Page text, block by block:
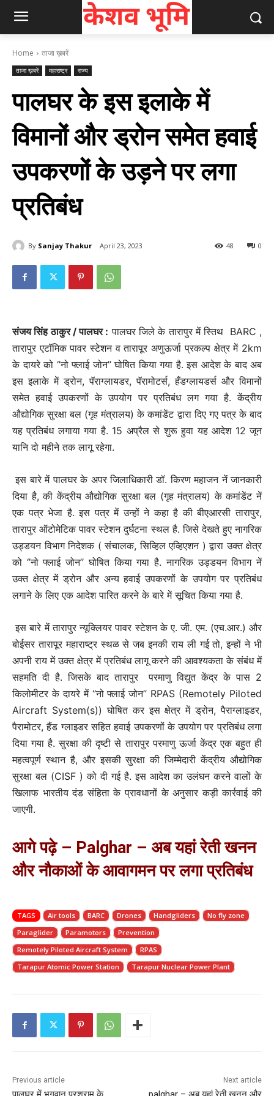
Home ताजा ख़बरें
ताजा ख़बरें महाराष्ट्र राज्य
पालघर के इस इलाके में
विमानों और ड्रोन समेत हवाई
उपकरणों के उड़ने पर लगा
प्रतिबंध
By Sanjay Thakur April 23, 2023 0
48
संजय सिंह ठाकुर / पालघर : पालघर जिले के तारापुर में स्तिथ BARC ,
तारापुर एटॉमिक पावर स्टेशन व तारापूर अणुऊर्जा प्रकल्प क्षेत्र में 2km
के दायरे को ‘’नो फ्लाई जोन’’ घोषित किया गया है. इस आदेश के बाद अब
इस इलाके में ड्रोन, पॅराग्लायडर, पॅरामोटर्स, हँडग्लायडर्स और विमानों
समेत हवाई उपकरणों के उपयोग पर प्रतिबंध लग गया है. केंद्रीय
औद्योगिक सुरक्षा बल (गृह मंत्रालय) के कमांडेंट द्वारा दिए गए पत्र के बाद
यह प्रतिबंध लगाया गया है. 15 अप्रैल से शुरू हुवा यह आदेश 12 जून
यानि दो महीने तक लागू रहेगा.
इस बारे में पालघर के अपर जिलाधिकारी डॉ. किरण महाजन नें जानकारी
दिया है, की केंद्रीय औद्योगिक सुरक्षा बल (गृह मंत्रालय) के कमांडेंट नें
एक पत्र भेजा है. इस पत्र में उन्हों ने कहा है की बीएआरसी तारापुर,
तारापुर ऑटोमेटिक पावर स्टेशन दुर्घटना स्थल है. जिसे देखते हुए नागरिक
उड्डयन विभाग निदेशक ( संचालक, सिव्हिल एव्हिएशन ) द्वारा उक्त क्षेत्र
को ‘’नो फ्लाई जोन’’ घोषित किया गया है. नागरिक उड्डयन विभाग नें
उक्त क्षेत्र में ड्रोन और अन्य हवाई उपकरणों के उपयोग पर प्रतिबंध
लगाने के लिए एक आदेश पारित करने के बारे में सूचित किया गया है.
इस बारे में तारापुर न्यूक्लियर पावर स्टेशन के ए. जी. एम. (एच.आर.) और
बोईसर तारापूर महाराष्ट्र स्थळ से जब इनकी राय ली गई तो, इन्हों ने भी
अपनी राय में उक्त क्षेत्र में प्रतिबंध लागू करने की आवश्यकता के संबंध में
सहमति दी है. जिसके बाद तारापुर परमाणु विद्युत केंद्र के पास 2
किलोमीटर के दायरे में ‘’नो फ्लाई जोन’’ RPAS (Remotely Piloted
Aircraft System(s)) घोषित कर इस क्षेत्र में ड्रोन, पैराग्लाइडर,
पैरामोटर, हैंड ग्लाइडर सहित हवाई उपकरणों के उपयोग पर प्रतिबंध लगा
दिया गया है. सुरक्षा की दृष्टी से तारापुर परमाणु ऊर्जा केंद्र एक बहुत ही
महत्वपूर्ण स्थान है, और इसकी सुरक्षा की जिम्मेदारी केंद्रीय औद्योगिक
सुरक्षा बल (CISF ) को दी गई है. इस आदेश का उलंघन करने वालों के
खिलाफ भारतीय दंड संहिता के प्रावधानों के अनुसार कड़ी कार्रवाई की
जाएगी.
आगे पढ़े – Palghar – अब यहां रेती खनन
और नौकाओं के आवागमन पर लगा प्रतिबंध
TAGS Air tools BARC Drones Handgliders
No fly zone
Paraglider
Paramotors
Prevention
Remotely Piloted Aircraft System
RPAS
Tarapur Atomic Power Station
Tarapur Nuclear Power Plant
Previous article Next article